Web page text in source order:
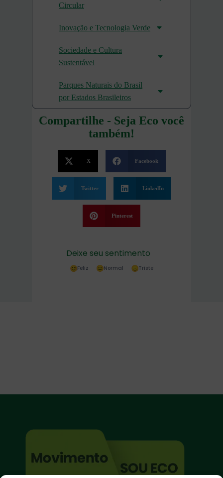
Circular
Inovação e Tecnologia Verde
Sociedade e Cultura
Sustentável
Parques Naturais do Brasil
por Estados Brasileiros
Compartilhe - Seja Eco você
também!
X Facebook
Twitter LinkedIn
Pinterest
Deixe seu sentimento
Feliz Normal Triste